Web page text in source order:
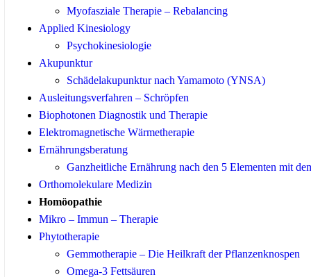
Myofasziale Therapie – Rebalancing
Applied Kinesiology
Psychokinesiologie
Akupunktur
Schädelakupunktur nach Yamamoto (YNSA)
Ausleitungsverfahren – Schröpfen
Biophotonen Diagnostik und Therapie
Elektromagnetische Wärmetherapie
Ernährungsberatung
Ganzheitliche Ernährung nach den 5 Elementen mit
Orthomolekulare Medizin
Homöopathie
Mikro – Immun – Therapie
Phytotherapie
Gemmotherapie – Die Heilkraft der Pflanzenknospen
Omega-3 Fettsäuren